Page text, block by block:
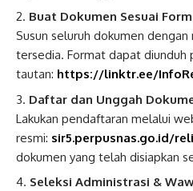
Buat Dokumen Sesuai
Susun seluruh dokumen
tersedia. Format dapat diunduh
tautan: https://linktr.ee/
Daftar dan Unggah
Lakukan pendaftaran melalui
resmi: sir5.perpusnas.go.id/
dokumen yang telah disiapkan
Seleksi Administrasi &